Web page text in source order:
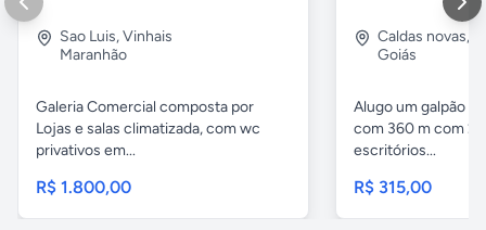
Sao Luis,Vinhais
Maranhão
Galeria Comercial composta por
Lojas e salas climatizada, com wc
privativos em...
R$ 1.800,00
Caldas novas,
Goiás
Alugo um galpão
com 360 m com 2
escritórios...
R$ 315,00